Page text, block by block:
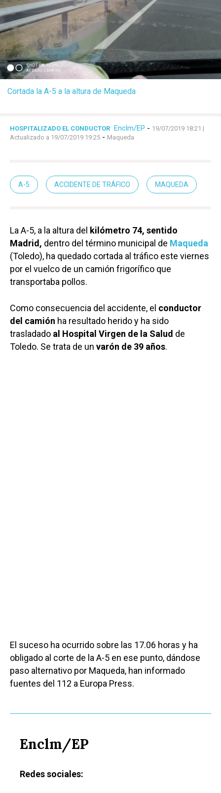
Cortada la A-5 a la altura de Maqueda
HOSPITALIZADO EL CONDUCTOR Enclm/EP - 19/07/2019 18:21 |
Actualizado a 19/07/2019 19:25 - Maqueda
A-5 ACCIDENTE DE TRÁFICO MAQUEDA
La A-5, a la altura del kilómetro 74, sentido
Madrid, dentro del término municipal de Maqueda
(Toledo), ha quedado cortada al tráfico este viernes
por el vuelco de un camión frigorífico que
transportaba pollos.
Como consecuencia del accidente, el conductor
del camión ha resultado herido y ha sido
trasladado al Hospital Virgen de la Salud de
Toledo. Se trata de un varón de 39 años.
El suceso ha ocurrido sobre las 17.06 horas y ha
obligado al corte de la A-5 en ese punto, dándose
paso alternativo por Maqueda, han informado
fuentes del 112 a Europa Press.
Enclm/EP
Redes sociales: